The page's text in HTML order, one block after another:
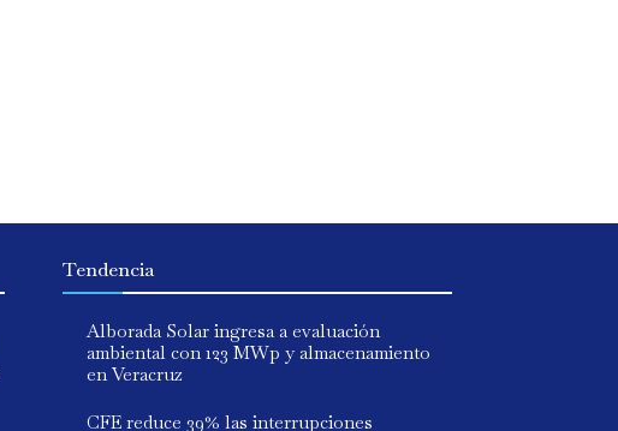
Tendencia
Alborada Solar ingresa a evaluación
ambiental con 123 MWp y almacenamiento
en Veracruz
CFE reduce 39% las interrupciones